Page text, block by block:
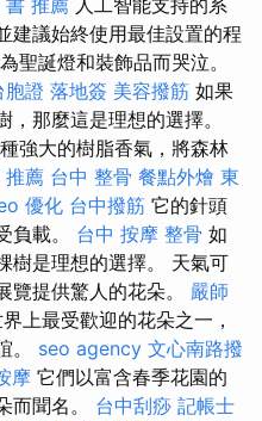
書 推薦 人工智能支持的系
建議始終使用最佳設置的程
聖誕燈和裝飾品而哭泣。
胞證 落地簽 美容撥筋 如果
那麼這是理想的選擇。
強大的樹脂香氣，將森林
推薦 台中 整骨 餐點外燴 東
優化 台中撥筋 它的針頭
負載。 台中 按摩 整骨 如
樹是理想的選擇。 天氣可
覽提供驚人的花朵。 嚴師
上最受歡迎的花朵之一，
。 seo agency 文心南路撥
摩 它們以富含春季花園的
而聞名。 台中刮痧 記帳士